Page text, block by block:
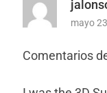
mayo
Comentarios